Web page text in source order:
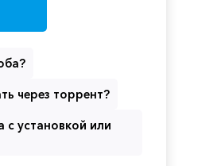
через торрент?
с установкой или